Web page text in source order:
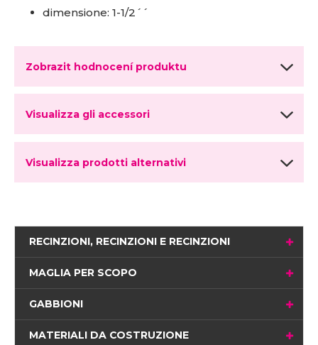
dimensione: 1-1/2´´
Zobrazit hodnocení produktu
Visualizza gli accessori
Visualizza prodotti alternativi
RECINZIONI, RECINZIONI E RECINZIONI
MAGLIA PER SCOPO
GABBIONI
MATERIALI DA COSTRUZIONE